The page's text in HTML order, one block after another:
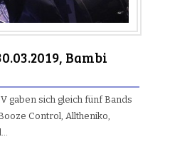
Bambi
gaben sich gleich fünf Bands
Control, Alltheniko,